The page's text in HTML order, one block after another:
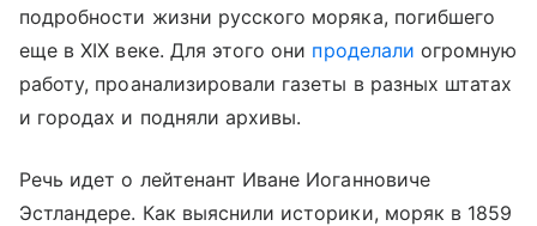
подробности жизни русского моряка, погибшего
еще в XIX веке. Для этого они проделали огромную
работу, проанализировали газеты в разных штатах
и городах и подняли архивы.
Речь идет о лейтенант Иване Иоганновиче
Эстландере. Как выяснили историки, моряк в 1859